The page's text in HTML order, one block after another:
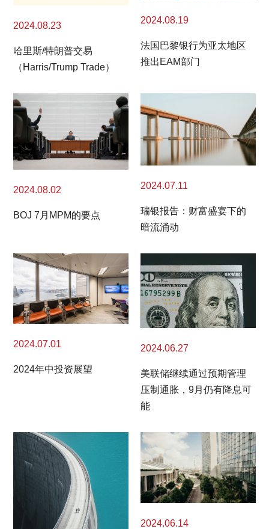
2024.08.23
哈里斯/特朗普交易
（Harris/Trump Trade）
2024.08.19
法国巴黎银行为亚太地区
推出EAM部门
2024.08.02
BOJ 7月MPM的要点
2024.07.11
瑞银报告：财富盛宴下的
暗流涌动
2024.07.01
2024年中投资展望
2024.06.27
美联储继续通过预期管理
压制通胀，9月仍有降息可
能
2024.06.14